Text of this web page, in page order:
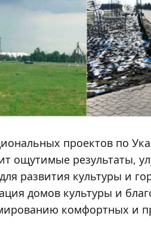
проектов по
ощутимые результаты,
развития культуры и
домов культуры и
комфортных и